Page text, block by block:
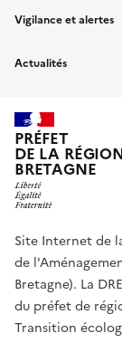
Vigilance et alertes
Actualités
PRÉFET
DE LA
BRETAGNE
Site Internet de
de
Bretagne). La
du préfet de
Transition